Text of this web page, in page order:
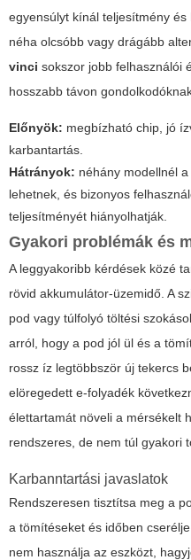
egyensúlyt kínál teljesítmény
néha olcsóbb vagy drágább
vinci sokszor jobb felhasználói
hosszabb távon
Előnyök: megbízható chip, jó
karbantartás.
Hátrányok: néhány modellnél
lehetnek, és bizonyos
teljesítményét hiányolhatják.
Gyakori problémák és
A leggyakoribb kérdések közé
rövid akkumulátor-üzemidő. A
pod vagy túlfolyó töltési
arról, hogy a pod jól ül és a
rossz íz legtöbbször új tekercs
elöregedett e-folyadék
élettartamát növeli a mérsékelt
rendszeres, de nem túl gyakori
Karbanntartási javaslatok
Rendszeresen tisztítsa meg a
a tömítéseket és időben
nem használja az eszközt,